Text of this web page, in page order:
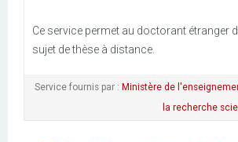
Ce service permet au doctorant étranger
sujet de thèse à distance.
Service fournis par : Ministère de
la recherche